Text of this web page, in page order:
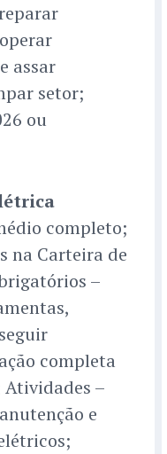
assar
setor;
ou
completo;
na Carteira de
–
completa
–
e